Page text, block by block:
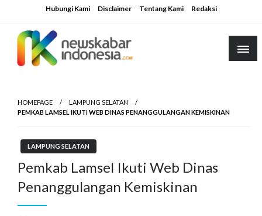
to
content
Hubungi Kami Disclaimer Tentang Kami Redaksi
HOMEPAGE
LAMPUNG SELATAN
PEMKAB LAMSEL IKUTI WEB DINAS PENANGGULANGAN KEMISKINAN
LAMPUNG SELATAN
Pemkab Lamsel Ikuti Web Dinas
Penanggulangan Kemiskinan